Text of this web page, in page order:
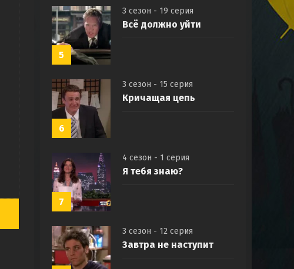
5
3 сезон - 19 серия
Всё должно уйти
6
3 сезон - 15 серия
Кричащая цепь
7
4 сезон - 1 серия
Я тебя знаю?
3 сезон - 12 серия
Завтра не наступит